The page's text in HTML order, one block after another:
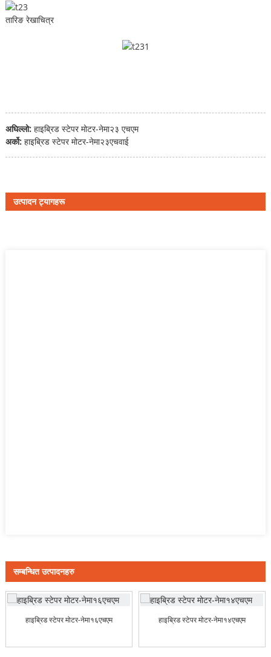
तारिङ रेखाचित्र
अघिल्लो: हाइब्रिड स्टेपर मोटर-नेमा२३ एचएम
अर्को: हाइब्रिड स्टेपर मोटर-नेमा२३एचवाई
उत्पादन ट्यागहरू
सम्बन्धित उत्पादनहरु
हाइब्रिड स्टेपर मोटर-नेमा१६एचएम हाइब्रिड स्टेपर मोटर-नेमा१४एचएम